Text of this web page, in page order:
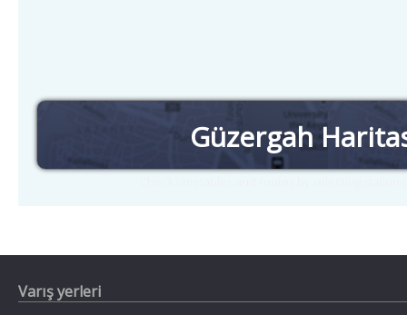
Güzergah
Varış yerleri